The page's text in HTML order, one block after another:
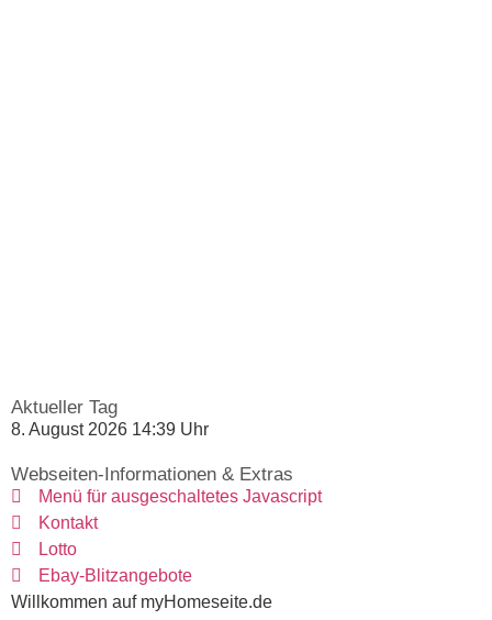
Aktueller Tag
8. August 2026 14:39 Uhr
Webseiten-Informationen & Extras
Menü für ausgeschaltetes Javascript
Kontakt
Lotto
Ebay-Blitzangebote
Willkommen auf myHomeseite.de